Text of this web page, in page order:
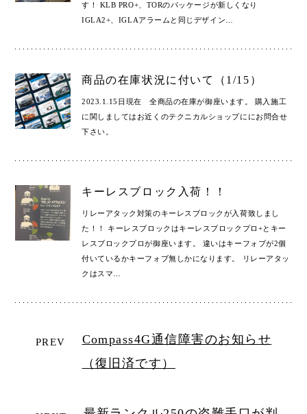
す！ KLB PRO+、TORのパッケージが新しくなり
IGLA2+、IGLAアラームと同じデザイン
商品の在庫状況に付いて（1/15）
2023.1.15日現在 全商品の在庫が御座います。 購入施工
に関しましてはお近くのテクニカルショップににお問合せ
下さい。
キーレスブロック入荷！！
リレーアタック対策のキーレスブロックが入荷致しまし
た！！ キーレスブロックはキーレスブロックプロ+とキー
レスブロックプロが御座います。 違いはキーフォブが2個
付いているかキーフォブ無しかになります。 リレーアタッ
クはスマ
PREV
Compass4G通信障害のお知らせ
（復旧済です）